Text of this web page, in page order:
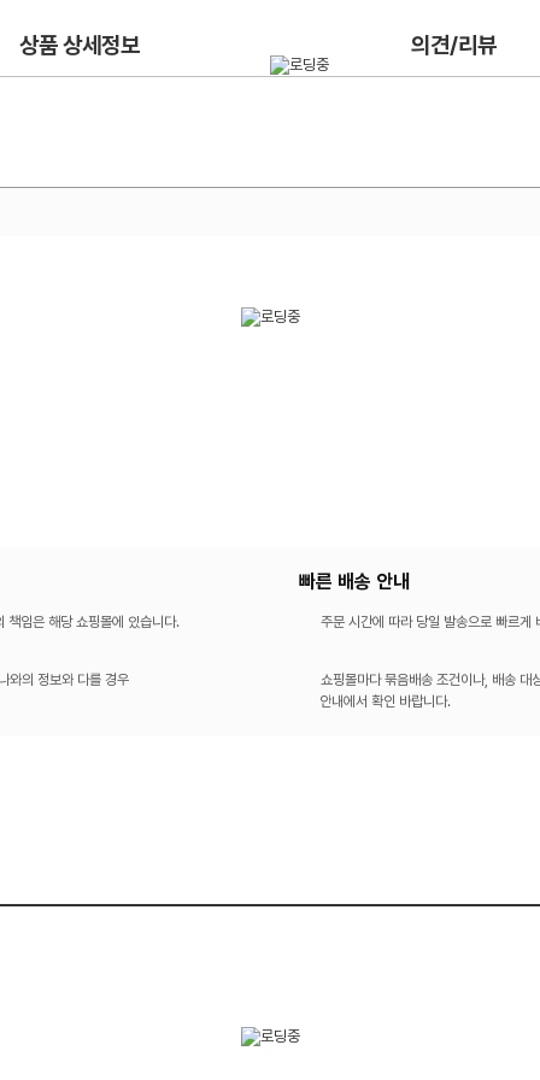
상품 상세정보 의견/리뷰
책임은 해당 쇼핑몰에 있습니다.
와의 정보와 다를 경우
빠른 배송 안내
주문 시간에 따라 당일 발송으로 빠르게
쇼핑몰마다 묶음배송 조건이나, 배송 대
안내에서 확인 바랍니다.